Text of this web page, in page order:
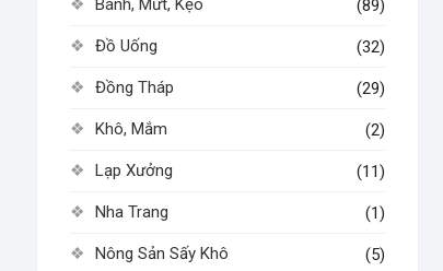
Bánh, Mứt, Kẹo (89)
Đồ Uống (32)
Đồng Tháp (29)
Khô, Mắm (2)
Lạp Xưởng (11)
Nha Trang (1)
Nông Sản Sấy Khô (5)